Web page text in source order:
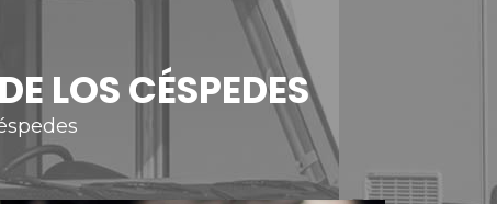
LOS CÉSPEDES